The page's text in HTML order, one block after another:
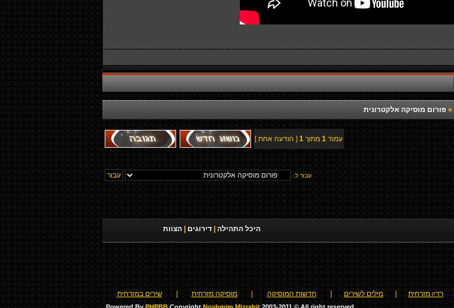
» פורום מוסיקה אלקטרונית
עמוד 1 מתוך 1 [ הודעה אחת ]
עבור ל:
היכל התהילה דירוגים הצוות
רדיו מזרחית מילים לשירים חדשות המוסיקה מוסיקה מזרחית שירים במזרחית